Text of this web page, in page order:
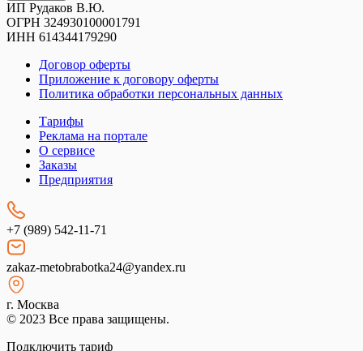
ИП Рудаков В.Ю.
ОГРН 324930100001791
ИНН 614344179290
Договор оферты
Приложение к договору оферты
Политика обработки персональных данных
Тарифы
Реклама на портале
О сервисе
Заказы
Предприятия
+7 (989) 542-11-71
zakaz-metobrabotka24@yandex.ru
г. Москва
© 2023 Все права защищены.
Подключить тариф